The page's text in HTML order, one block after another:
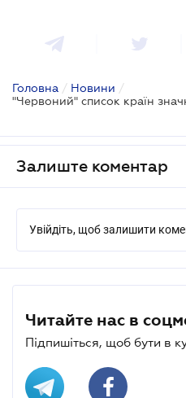
Головна / Новини /
Залиште коментар
Увійдіть, щоб залишити
Читайте нас в
Підпишіться, щоб бути в